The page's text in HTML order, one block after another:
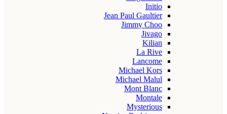
Initio
Jean Paul Gaultier
Jimmy Choo
Jivago
Kilian
La Rive
Lancome
Michael Kors
Michael Malul
Mont Blanc
Montale
Mysterious